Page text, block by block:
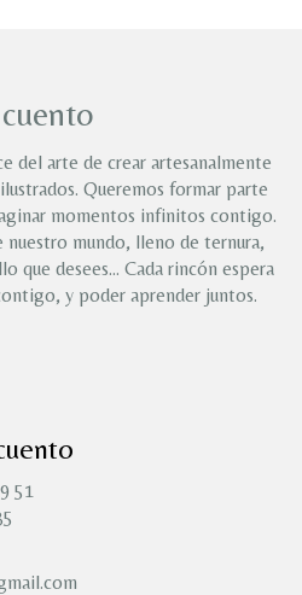
del arte de crear artesanalmente
Queremos formar parte
momentos infinitos contigo.
nuestro mundo, lleno de ternura,
que desees… Cada rincón espera
y poder aprender juntos.
51